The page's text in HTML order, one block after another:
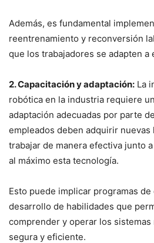
Además, es fundamental
reentrenamiento y reconversión
que los trabajadores se adapten a
2. Capacitación y adaptación: La
robótica en la industria requiere
adaptación adecuadas por parte
empleados deben adquirir nuevas
trabajar de manera efectiva junto
al máximo esta tecnología.
Esto puede implicar programas de
desarrollo de habilidades que
comprender y operar los
segura y eficiente.